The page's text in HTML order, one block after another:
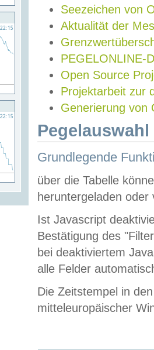
Seezeichen von
Aktualität der
PEGELONLINE-
Open Source
Projektarbeit zur
Generierung von
Grundlegende
über die Tabelle
heruntergeladen oder
Ist Javascript
Bestätigung des
bei deaktiviertem
alle Felder
Die Zeitstempel in
mitteleuropäischer